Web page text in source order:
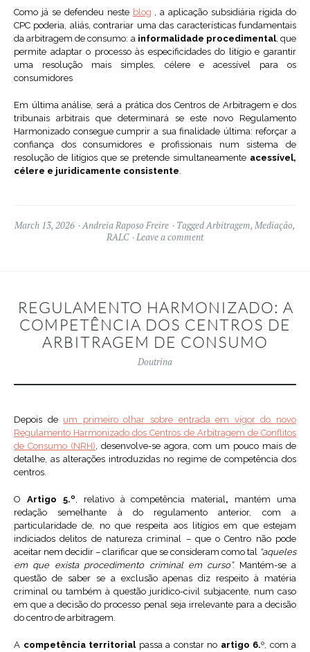
Como já se defendeu neste blog , a aplicação subsidiária rígida do
CPC poderia, aliás, contrariar uma das características fundamentais
da arbitragem de consumo: a informalidade procedimental, que
permite adaptar o processo às especificidades do litígio e garantir
uma resolução mais simples, célere e acessível para os
consumidores
Em última análise, será a prática dos Centros de Arbitragem e dos
tribunais arbitrais que determinará se este novo Regulamento
Harmonizado consegue cumprir a sua finalidade última: reforçar a
confiança dos consumidores e profissionais num sistema de
resolução de litígios que se pretende simultaneamente acessível,
célere e juridicamente consistente.
March 13, 2026 Andreia Raposo Freire TaggedArbitragem, Mediação,
RALC
Leave a comment
REGULAMENTO HARMONIZADO: A
COMPETÊNCIA DOS CENTROS DE
ARBITRAGEM DE CONSUMO
Doutrina
Depois de um primeiro olhar sobre entrada em vigor do novo
Regulamento Harmonizado dos Centros de Arbitragem de Conflitos
de Consumo (NRH), desenvolve-se agora, com um pouco mais de
detalhe, as alterações introduzidas no regime de competência dos
centros.
O Artigo 5.º, relativo à competência material, mantém uma
redação semelhante à do regulamento anterior, com a
particularidade de, no que respeita aos litígios em que estejam
indiciados delitos de natureza criminal – que o Centro não pode
aceitar nem decidir – clarificar que se consideram como tal “aqueles
em que exista procedimento criminal em curso”.Mantém-se a
questão de saber se a exclusão apenas diz respeito à matéria
criminal ou também à questão jurídico-civil subjacente, num caso
em que a decisão do processo penal seja irrelevante para a decisão
do centro de arbitragem.
A competência territorialpassa a constar no artigo 6.º, com a